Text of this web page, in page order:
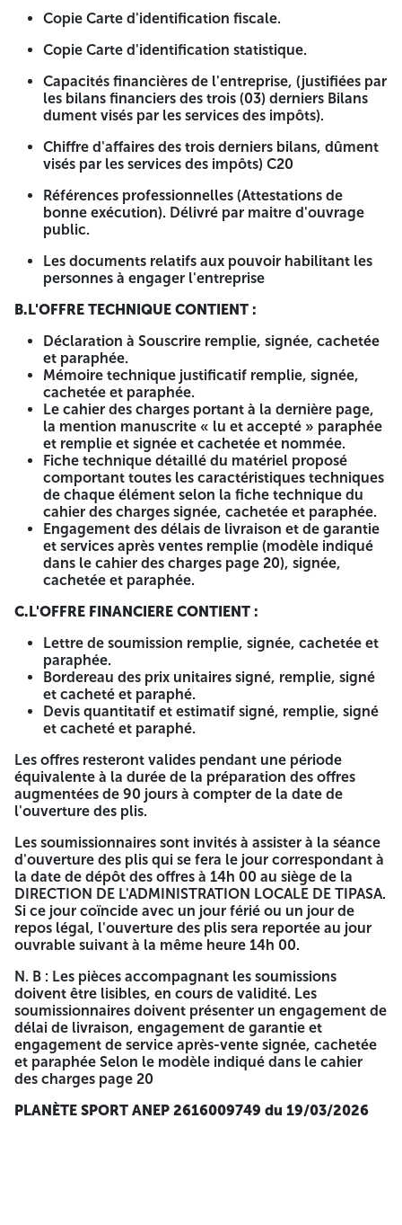
de commerce spécialisés dans le domaine (fabrication ;
importation ou revendeurs )
Intéressés par le présent avis d'appel d'offres, peuvent
retirer le cahier des charges par le soumissionnaire ou son
représentant dûment désigné auprès de la Direction de
l'administration locale de la Wilaya de Tipasa - cite
administrative, 2ème étage service de planification et suivi
des programmes de développement - bureau des marchés
La durée de préparation des offres est fixée àquinze (15)
, à compter de la date de la première parution de
l'avis d'appel d'offres dans le bulletin officiel des marchés
de l'opérateur public (BOMOP) ou les quotidiens nationaux
ou la presse électronique jusqu'à 12 h 00.si ce jour coïncide
avec un jour férié ou un jour de repos légal, la durée de
préparation des offres sera prolongée jusqu'au jour
La date de dépôt des offres est fixée au
jour, à compter de la date de la première parution de l'avis
d'appel d'offres dans le bulletin officiel des marchés de
l'opérateur public (BOMOP) ou les quotidiens nationaux ou
la presse électronique jusqu'à 12 h 00. Si ce jour coïncide
avec un jour férié ou un jour de repos légal, la date de
dépôt des offres sera reportée au jour ouvrable suivant
jusqu'à 12 h 00.
Les offres seront déposées à la Direction de
l'administration locale de la Wilaya de Tipasa cite
administrative - Tipasa 2ème étage service de planification
et suivi des programmes de développement - bureau des
marchés publics. Les offres doivent comporter un dossier
de candidature, une offre technique et une offre
financière. Le dossier de candidature, l'offre technique et
et cachetées, indiquant la dénomination de l'entreprise, la
référence et l'objet de l'appel d'offres ainsi que la mention
« dossier de candidature », « offre technique » et « offre
financière » Ces enveloppes sont mises dans une autre
enveloppe cachetée et anonyme, comportant la mention
suivante :
A MONSIEUR LE DIRECTEUR DE L'ADMINISTRATION
LOCALE DE LA WILAYA DE TIPASA APPEL D'OFFRES
NATIONAL OUVERT AVEC EXIGENCE DE CAPACITES
MINIMALESN° 04 /2026
A N'OUVRIR QUE PAR LA COMMISSION D'OUVERTURE
DES PLIS ET D'EVALUATION DES OFFRES
Les offres doivent être accompagnées des pièces suivantes
Déclaration de candidature remplie, signée, cachetée
et paraphée.
Déclaration de probité remplie et signée et cachetée
et paraphée.
Statut éventuel de l'entreprise (EURL- SPA- SNC-SARL).
Copie de Registre de commerce.
Copie Carte d'identification fiscale.
Copie Carte d'identification statistique.
Capacités financières de l'entreprise, (justifiées par
les bilans financiers des trois (03) derniers Bilans
dument visés par les services des impôts).
Chiffre d'affaires des trois derniers bilans, dûment
visés par les services des impôts) C20
Références professionnelles (Attestations de
bonne exécution). Délivré par maitre d'ouvrage
public.
Les documents relatifs aux pouvoir habilitant les
personnes à engager l'entreprise
B.L'OFFRE TECHNIQUE CONTIENT :
Déclaration à Souscrire remplie, signée, cachetée
et paraphée.
Mémoire technique justificatif remplie, signée,
cachetée et paraphée.
Le cahier des charges portant à la dernière page,
la mention manuscrite « lu et accepté » paraphée
et remplie et signée et cachetée et nommée.
Fiche technique détaillé du matériel proposé
comportant toutes les caractéristiques techniques
de chaque élément selon la fiche technique du
cahier des charges signée, cachetée et paraphée.
Engagement des délais de livraison et de garantie
et services après ventes remplie (modèle indiqué
dans le cahier des charges page 20), signée,
cachetée et paraphée.
C.L'OFFRE FINANCIERE CONTIENT :
Lettre de soumission remplie, signée, cachetée et
paraphée.
Bordereau des prix unitaires signé, remplie, signé
et cacheté et paraphé.
Devis quantitatif et estimatif signé, remplie, signé
et cacheté et paraphé.
Les offres resteront valides pendant une période
équivalente à la durée de la préparation des offres
augmentées de 90 jours à compter de la date de
l'ouverture des plis.
Les soumissionnaires sont invités à assister à la séance
d'ouverture des plis qui se fera le jour correspondant à
la date de dépôt des offres à 14h 00 au siège de la
DIRECTION DE L'ADMINISTRATION LOCALE DE TIPASA.
Si ce jour coïncide avec un jour férié ou un jour de
repos légal, l'ouverture des plis sera reportée au jour
ouvrable suivant à la même heure 14h 00.
N. B : Les pièces accompagnant les soumissions
doivent être lisibles, en cours de validité. Les
soumissionnaires doivent présenter un engagement de
délai de livraison, engagement de garantie et
engagement de service après-vente signée, cachetée
et paraphée Selon le modèle indiqué dans le cahier
des charges page 20
PLANÈTE SPORT ANEP 2616009749 du 19/03/2026